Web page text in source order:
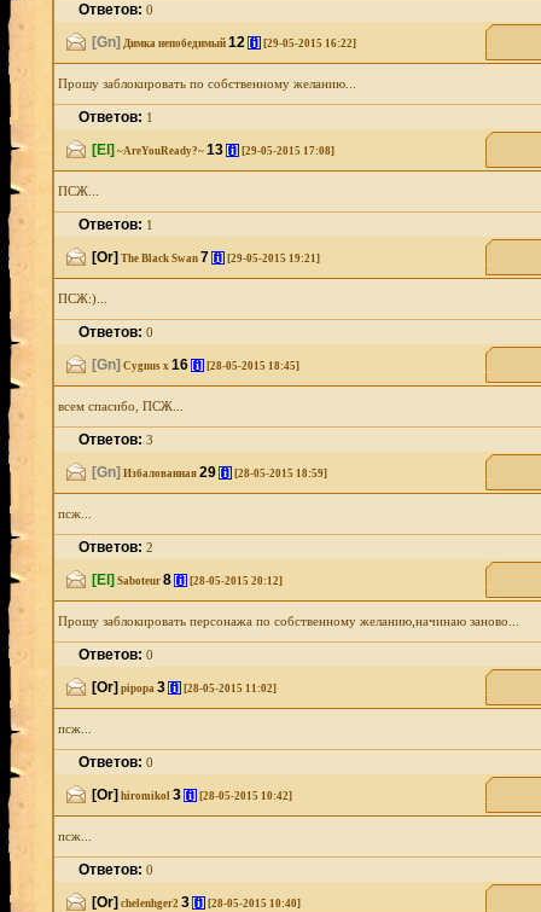
Ответов:0
[Gn] Димка непобедимый 12 [i] [29-05-2015 16:22]
Прошу заблокировать по собственному желанию...
Ответов:1
[El] ~AreYouReady?~ 13 [i] [29-05-2015 17:08]
ПСЖ...
Ответов:1
[Or] The Black Swan 7 [i] [29-05-2015 19:21]
ПСЖ:)...
Ответов:0
[Gn] Cygnus x 16 [i] [28-05-2015 18:45]
всем спасибо, ПСЖ...
Ответов:3
[Gn] Избалованная 29 [i] [28-05-2015 18:59]
псж...
Ответов:2
[El] Saboteur 8 [i] [28-05-2015 20:12]
Прошу заблокировать персонажа по собственному желанию,начинаю заново...
Ответов:0
[Or] pipopa 3 [i] [28-05-2015 11:02]
псж...
Ответов:0
[Or] hiromikol 3 [i] [28-05-2015 10:42]
псж...
Ответов:0
[Or] chelenhger2 3 [i] [28-05-2015 10:40]